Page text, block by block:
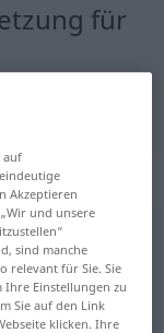
für
auf
Akzeptieren
und unsere
sind manche
relevant für Sie. Sie
Einstellungen zu
Sie auf den Link
klicken. Ihre